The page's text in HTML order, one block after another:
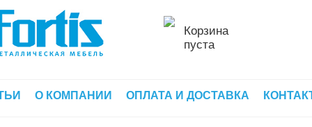
Корзина
пуста
О КОМПАНИИ ОПЛАТА И ДОСТАВКА